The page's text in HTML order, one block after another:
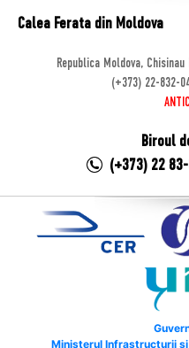
Calea Ferata din Moldova
Republica Moldova,
(+373) 22-832-
Biroul
(+373) 22 83-
Ministerul Infrastructurii